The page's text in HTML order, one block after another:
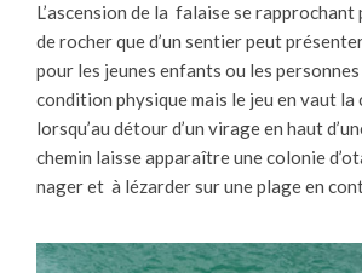
L’ascension de la falaise se rapprochant
de rocher que d’un sentier peut
pour les jeunes enfants ou les
condition physique mais le jeu en vaut la
lorsqu’au détour d’un virage en haut
chemin laisse apparaître une colonie
nager et à lézarder sur une plage en